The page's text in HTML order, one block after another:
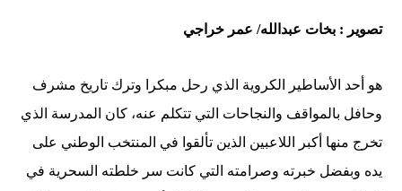
تصوير : بخات عبدالله/ عمر خراجي
هو أحد الأساطير الكروية الذي رحل مبكرا وترك تاريخ مشرف
وحافل بالمواقف والنجاحات التي تتكلم عنه، كان المدرسة الذي
تخرج منها أكبر اللاعبين الذين تألقوا في المنتخب الوطني على
يده وبفضل خبرته وصرامته التي كانت سر خلطته السحرية في